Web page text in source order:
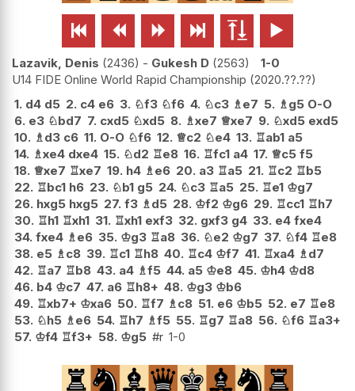
     
Lazavik, Denis 2436 - Gukesh D 2563
1-0
U14 FIDE Online World Rapid Championship 2020.??.??
1. d4 d5 2. c4 e6 3. ♘f3 ♘f6 4. ♘c3 ♗ e7 5. ♗ g5 O-O
6. e3 ♘bd7 7. cxd5 ♘xd5 8. ♗xe7 ♕xe7 9. ♘xd5 exd5
10. ♗ d3 c6 11. O-O ♘f6 12. ♕c2 ♘e4 13. ♖ab1 a5
14. ♗xe4 dxe4 15. ♘d2 ♖e8 16. ♖fc1 a4 17. ♕c5 f5
18. ♕xe7 ♖xe7 19. h4 ♗ e6 20. a3 ♖a5 21. ♖c2 ♖b5
22. ♖bc1 h6 23. ♘b1 g5 24. ♘c3 ♖a5 25. ♖e1 ♔g7
26. hxg5 hxg5 27. f3 ♗ d5 28. ♔f2 ♔g6 29. ♖cc1 ♖h7
30. ♖h1 ♖xh1 31. ♖xh1 exf3 32. gxf3 g4 33. e4 fxe4
34. fxe4 ♗ e6 35. ♔g3 ♖a8 36. ♘e2 ♔g7 37. ♘f4 ♖e8
38. e5 ♗ c8 39. ♖c1 ♖h8 40. ♖c4 ♔f7 41. ♖xa4 ♗ d7
42. ♖a7 ♖b8 43. a4 ♗f5 44. a5 ♔e8 45. ♔h4 ♔d8
46. b4 ♔c7 47. a6 ♖h8+ 48. ♔g3 ♔b6
49. ♖xb7+ ♔xa6 50. ♖f7 ♗ c8 51. e6 ♔b5 52. e7 ♖e8
53. ♘h5 ♗ e6 54. ♖h7 ♗f5 55. ♖g7 ♖a8 56. ♘f6 ♖a3+
57. ♔f4 ♖f3+ 58. ♔g5 #r 1-0